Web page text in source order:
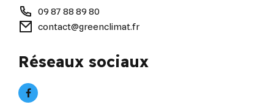
09 87 88 89 80
contact@greenclimat.fr
Réseaux sociaux